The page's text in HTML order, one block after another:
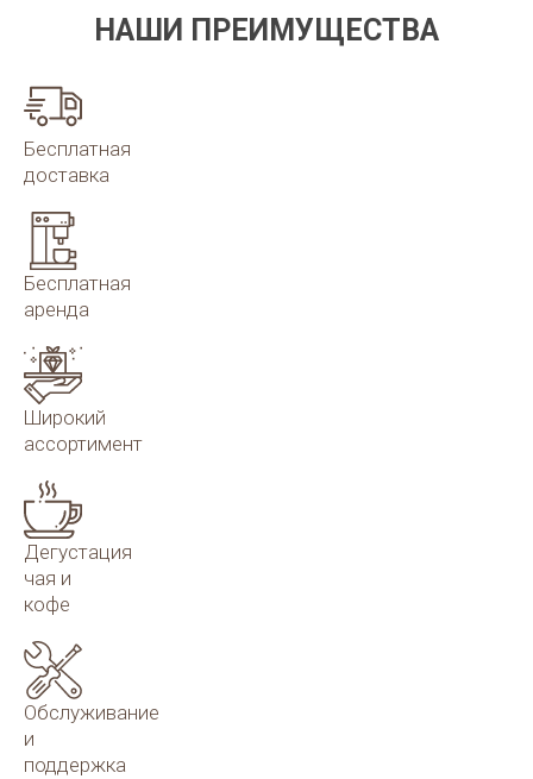
НАШИ ПРЕИМУЩЕСТВА
Бесплатная
доставка
Бесплатная
аренда
Широкий
ассортимент
Дегустация
чая и
кофе
Обслуживание
и
поддержка